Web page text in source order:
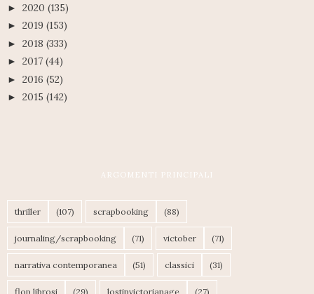
► 2020 (135)
► 2019 (153)
► 2018 (333)
► 2017 (44)
► 2016 (52)
► 2015 (142)
ARGOMENTI PRINCIPALI
thriller (107) scrapbooking (88)
journaling/scrapbooking (71) victober (71)
narrativa contemporanea (51) classici (31)
flop librosi (29) lostinvictorianage (27)